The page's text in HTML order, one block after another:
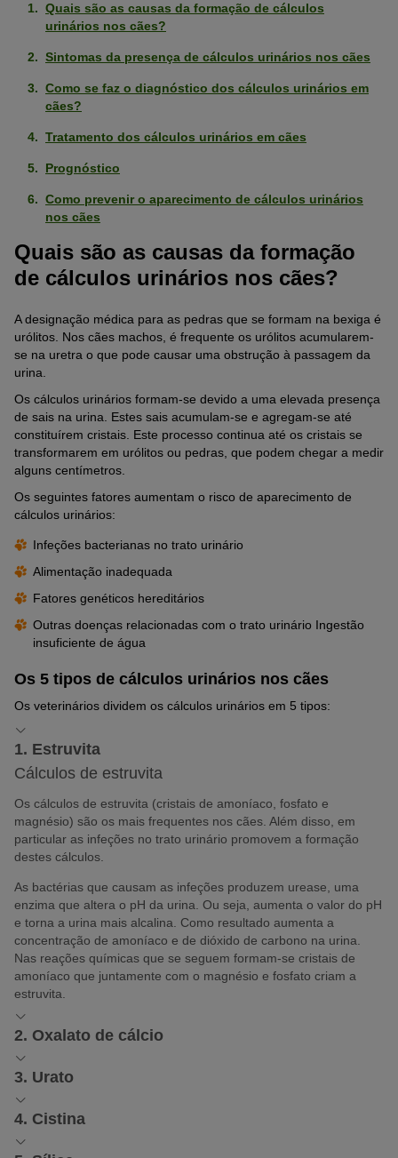
Quais são as causas da formação de cálculos
urinários nos cães?
Sintomas da presença de cálculos urinários nos cães
Como se faz o diagnóstico dos cálculos urinários em
cães?
Tratamento dos cálculos urinários em cães
Prognóstico
Como prevenir o aparecimento de cálculos urinários
nos cães
Quais são as causas da formação
de cálculos urinários nos cães?
A designação médica para as pedras que se formam na bexiga é
urólitos. Nos cães machos, é frequente os urólitos acumularem-
se na uretra o que pode causar uma obstrução à passagem da
urina.
Os cálculos urinários formam-se devido a uma elevada presença
de sais na urina. Estes sais acumulam-se e agregam-se até
constituírem cristais. Este processo continua até os cristais se
transformarem em urólitos ou pedras, que podem chegar a medir
alguns centímetros.
Os seguintes fatores aumentam o risco de aparecimento de
cálculos urinários:
Infeções bacterianas no trato urinário
Alimentação inadequada
Fatores genéticos hereditários
Outras doenças relacionadas com o trato urinário Ingestão
insuficiente de água
Os 5 tipos de cálculos urinários nos cães
Os veterinários dividem os cálculos urinários em 5 tipos:
1. Estruvita
Cálculos de estruvita
Os cálculos de estruvita (cristais de amoníaco, fosfato e
magnésio) são os mais frequentes nos cães. Além disso, em
particular as infeções no trato urinário promovem a formação
destes cálculos.
As bactérias que causam as infeções produzem urease, uma
enzima que altera o pH da urina. Ou seja, aumenta o valor do pH
e torna a urina mais alcalina. Como resultado aumenta a
concentração de amoníaco e de dióxido de carbono na urina.
Nas reações químicas que se seguem formam-se cristais de
amoníaco que juntamente com o magnésio e fosfato criam a
estruvita.
2. Oxalato de cálcio
Urólitos de Oxalato de Cálcio
frequentes nos patudos. Os rins eliminam este composto químico
através da urina. Em consequência, se a alimentação do cão tem
excesso de cálcio a sua concentração aumenta.
3. Urato
Urólitos de Urato
ácida. Os
4. Cistina
Urólitos de cistina